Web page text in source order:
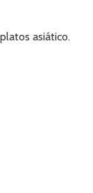
asiático.